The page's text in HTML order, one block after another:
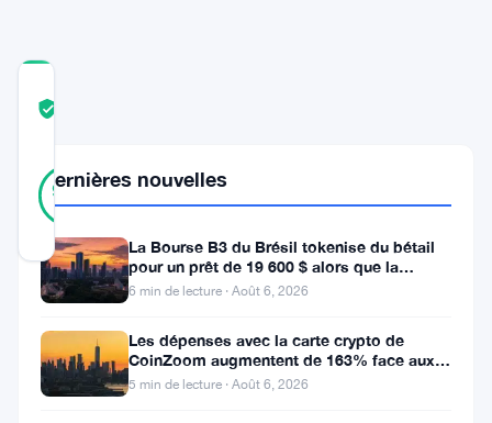
93
Vérifié
votes
Enso
vient
lancer
Dernières nouvelles
La Bourse B3 du Brésil tokenise du bétail
pour un prêt de 19 600 $ alors que la
blockchain atteint la ferme
6 min de lecture · Août 6, 2026
Les dépenses avec la carte crypto de
CoinZoom augmentent de 163% face aux
factures de carburant et d’épicerie
5 min de lecture · Août 6, 2026